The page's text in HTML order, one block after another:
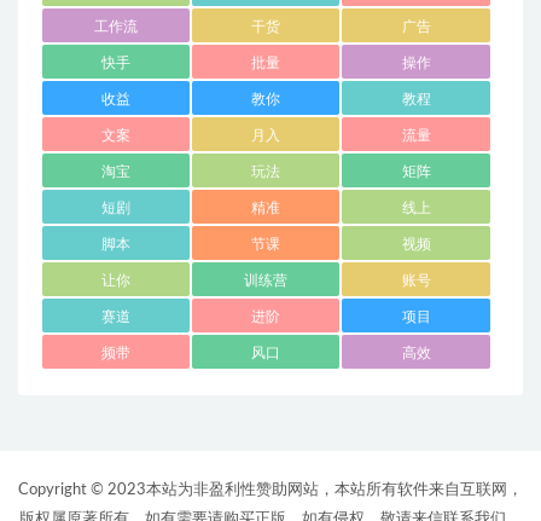
工作流 干货 广告
快手 批量 操作
收益 教你 教程
文案 月入 流量
淘宝 玩法 矩阵
短剧 精准 线上
脚本 节课 视频
让你 训练营 账号
赛道 进阶 项目
频带 风口 高效
Copyright © 2023本站为非盈利性赞助网站，本站所有软件来自互联网，